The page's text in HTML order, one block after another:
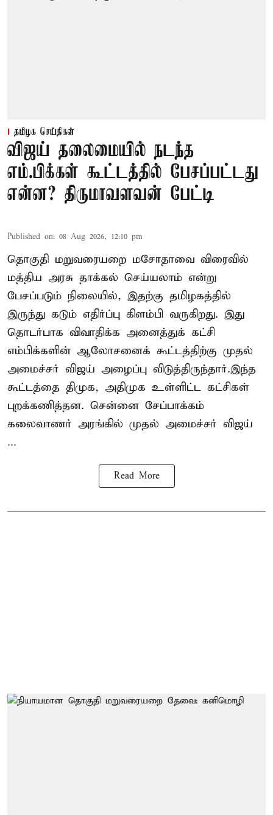
தமிழக செய்திகள்
விஜய் தலைமையில் நடந்த
எம்.பிக்கள் கூட்டத்தில் பேசப்பட்டது
என்ன? திருமாவளவன் பேட்டி
Published on: 08 Aug 2026, 12:10 pm
தொகுதி மறுவரையறை மசோதாவை விரைவில்
மத்திய அரசு தாக்கல் செய்யலாம் என்று
பேசப்படும் நிலையில், இதற்கு தமிழகத்தில்
இருந்து கடும் எதிர்ப்பு கிளம்பி வருகிறது. இது
தொடர்பாக விவாதிக்க அனைத்துக் கட்சி
எம்பிக்களின் ஆலோசனைக் கூட்டத்திற்கு முதல்
அமைச்சர் விஜய் அழைப்பு விடுத்திருந்தார்.இந்த
கூட்டத்தை திமுக, அதிமுக உள்ளிட்ட கட்சிகள்
புறக்கணித்தன. சென்னை சேப்பாக்கம்
கலைவாணர் அரங்கில் முதல் அமைச்சர் விஜய்
...
Read More